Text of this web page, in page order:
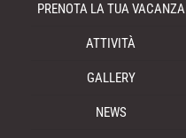
PRENOTA LA TUA VACANZA
ATTIVITÀ
GALLERY
NEWS